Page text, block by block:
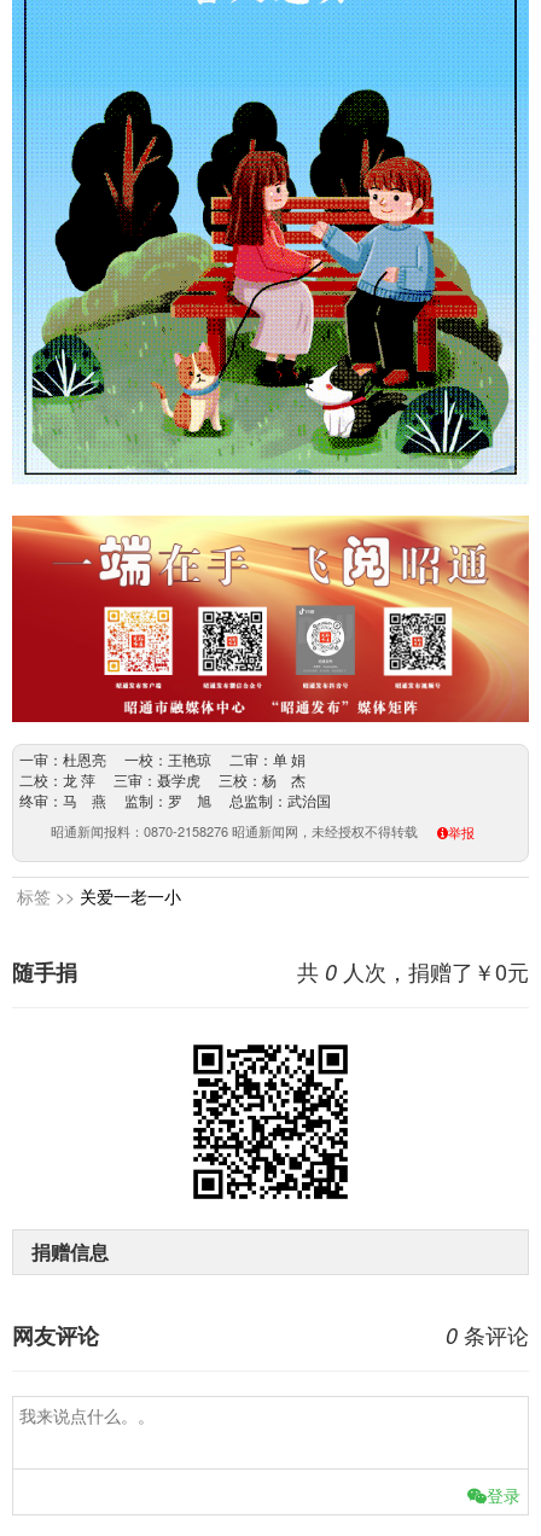
一审：杜恩亮 一校：王艳琼 二审：单 娟
二校：龙 萍 三审：聂学虎 三校：杨 杰
终审：马 燕 监制：罗 旭 总监制：武治国
昭通新闻报料：0870-2158276 昭通新闻网，未经授权不得转载 举报
标签 >> 关爱一老一小
共 0 人次，捐赠了￥0元
随手捐
捐赠信息
0 条评论
网友评论
登录